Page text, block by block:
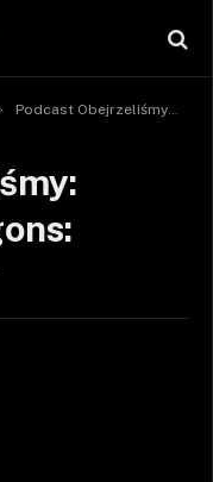
Podcast Obejrzeliśmy